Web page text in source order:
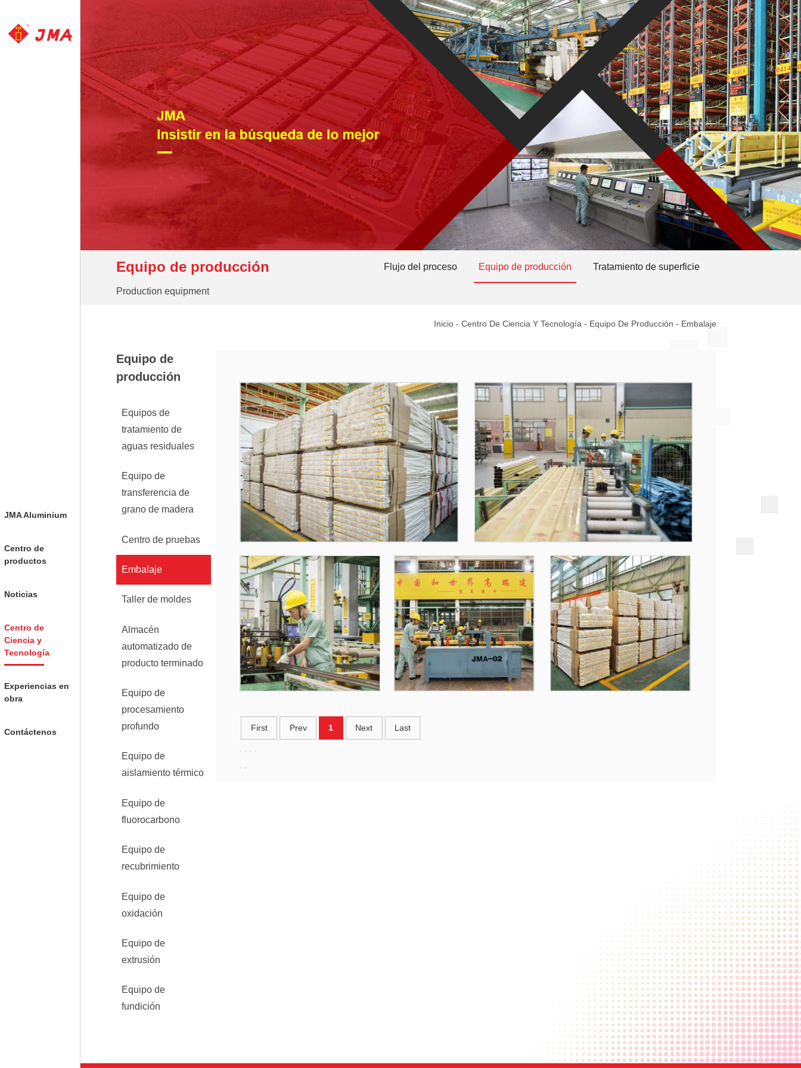
JMA Aluminium
Centro de
productos
Noticias
Centro de
Ciencia y
Tecnología
Experiencias en
obra
Contáctenos
Equipo de producción
Production equipment
Flujo del proceso Equipo de producción Tratamiento de superficie
Inicio -Centro De Ciencia Y Tecnología - Equipo De Producción - Embalaje
Equipo de
producción
Equipos de
tratamiento de
aguas residuales
Equipo de
transferencia de
grano de madera
Centro de pruebas
Embalaje
Taller de moldes
Almacén
automatizado de
producto terminado
Equipo de
procesamiento
profundo
Equipo de
aislamiento térmico
Equipo de
fluorocarbono
Equipo de
recubrimiento
Equipo de
oxidación
Equipo de
extrusión
Equipo de
fundición
First Prev 1 Next Last